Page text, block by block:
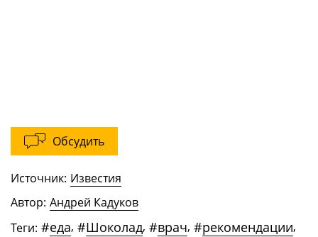
Обсудить
Источник: Известия
Автор: Андрей Кадуков
Теги: #еда, #Шоколад, #врач, #рекомендации,